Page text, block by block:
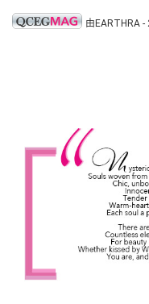
由EARTHRA